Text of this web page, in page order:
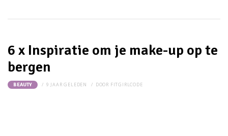
6 x Inspiratie om je make-up op te
bergen
BEAUTY 9 JAAR GELEDEN DOOR FITGIRLCODE